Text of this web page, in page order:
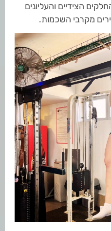
הצידיים והעליונים
מקרבי השכמות.